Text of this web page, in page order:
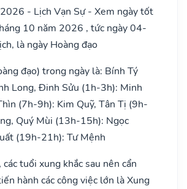
- Lịch Vạn Sự - Xem ngày tốt
10 năm 2026 , tức ngày 04-
là ngày Hoàng đạo
đạo) trong ngày là: Bính Tý
Long, Đinh Sửu (1h-3h): Minh
(7h-9h): Kim Quỹ, Tân Tị (9h-
Quý Mùi (13h-15h): Ngọc
(19h-21h): Tư Mệnh
tuổi xung khắc sau nên cẩn
hành các công việc lớn là Xung